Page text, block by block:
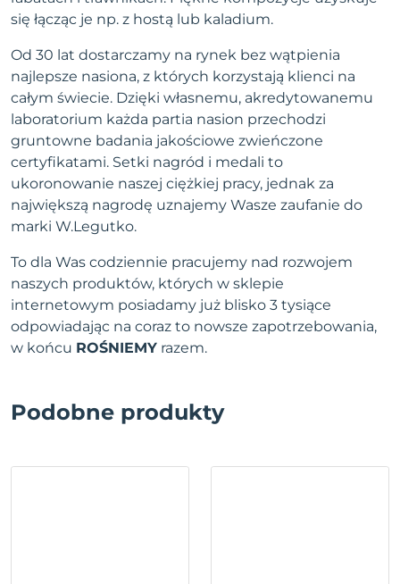
się łącząc je np. z hostą lub kaladium.
Od 30 lat dostarczamy na rynek bez wątpienia
najlepsze nasiona, z których korzystają klienci na
całym świecie. Dzięki własnemu, akredytowanemu
laboratorium każda partia nasion przechodzi
gruntowne badania jakościowe zwieńczone
certyfikatami. Setki nagród i medali to
ukoronowanie naszej ciężkiej pracy, jednak za
największą nagrodę uznajemy Wasze zaufanie do
marki W.Legutko.
To dla Was codziennie pracujemy nad rozwojem
naszych produktów, których w sklepie
internetowym posiadamy już blisko 3 tysiące
odpowiadając na coraz to nowsze zapotrzebowania,
w końcu ROŚNIEMY razem.
Podobne produkty